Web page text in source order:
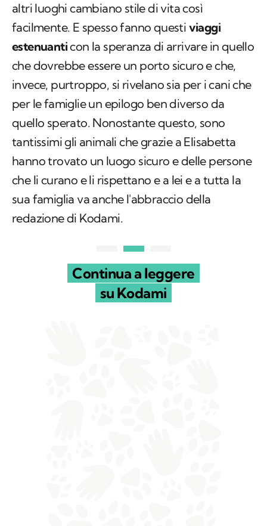
altri luoghi cambiano stile di vita così
facilmente. E spesso fanno questi viaggi
estenuanticon la speranza di arrivare in quello
che dovrebbe essere un porto sicuro e che,
invece, purtroppo, si rivelano sia per i cani che
per le famiglie un epilogo ben diverso da
quello sperato. Nonostante questo, sono
tantissimi gli animali che grazie a Elisabetta
hanno trovato un luogo sicuro e delle persone
che li curano e li rispettano e a lei e a tutta la
sua famiglia va anche l'abbraccio della
redazione di Kodami.
Continua a leggere
su Kodami